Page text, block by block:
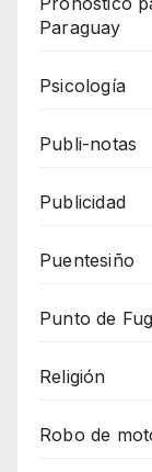
Paraguay
Psicología
Publi-notas
Publicidad
Puentesiño
Punto de
Religión
Robo de